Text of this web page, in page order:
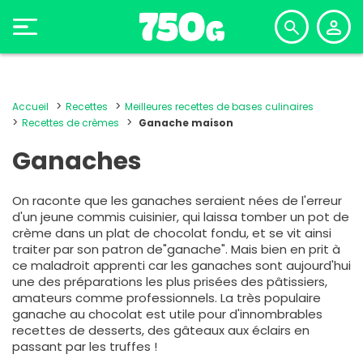
Accueil Recettes
Meilleures recettes de bases culinaires
Recettes de crèmes
Ganache maison
Ganaches
On raconte que les ganaches seraient nées de l'erreur
d'un jeune commis cuisinier, qui laissa tomber un pot de
crème dans un plat de chocolat fondu, et se vit ainsi
traiter par son patron de"ganache". Mais bien en prit à
ce maladroit apprenti car les ganaches sont aujourd'hui
une des préparations les plus prisées des pâtissiers,
amateurs comme professionnels. La très populaire
ganache au chocolat est utile pour d'innombrables
recettes de desserts, des gâteaux aux éclairs en
passant par les truffes !